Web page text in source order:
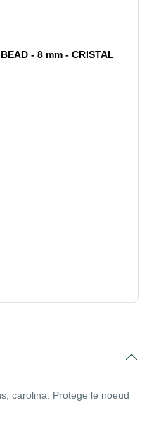
- 8 mm - CRISTAL
carolina. Protege le noeud